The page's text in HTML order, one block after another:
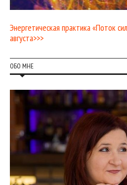
Энергетическая практика «Поток
августа>>>
ОБО МНЕ